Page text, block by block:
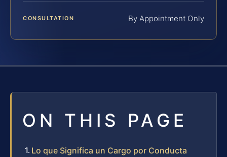
CONSULTATION By Appointment Only
ON THIS PAGE
Lo que Significa un Cargo por Conducta